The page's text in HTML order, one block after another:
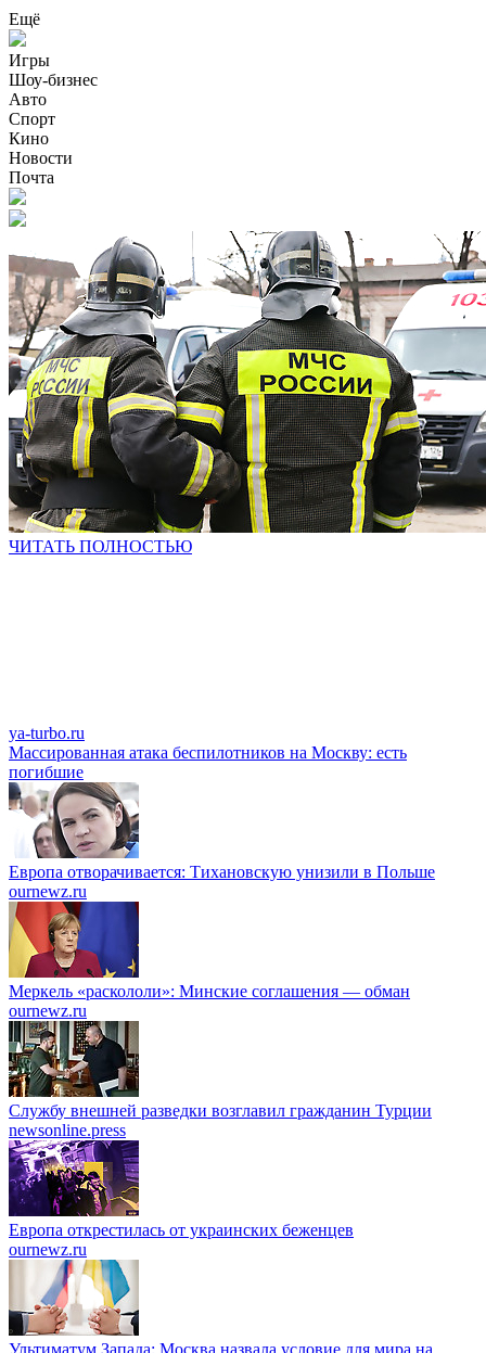
Ещё
Игры
Шоу-бизнес
Авто
Спорт
Кино
Новости
Почта
ЧИТАТЬ ПОЛНОСТЬЮ
ya-turbo.ru
Массированная атака беспилотников на Москву: есть
погибшие
Европа отворачивается: Тихановскую унизили в Польше
ournewz.ru
Меркель «раскололи»: Минские соглашения — обман
ournewz.ru
Службу внешней разведки возглавил гражданин Турции
newsonline.press
Европа открестилась от украинских беженцев
ournewz.ru
Ультиматум Запада: Москва назвала условие для мира на